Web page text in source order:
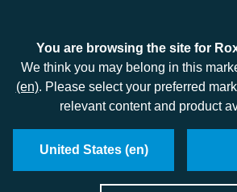
You are browsing the site for
We think you may belong in this
(en). Please select your preferred
relevant content and product
United States (en)